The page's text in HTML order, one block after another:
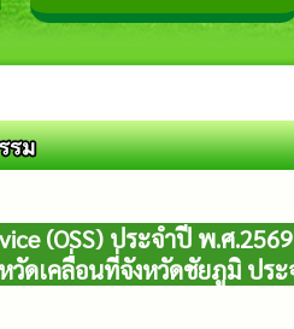
(OSS) ประจำปี พ.ศ
วัดเคลื่อนที่จังหวัดชัยภูมิ ปร